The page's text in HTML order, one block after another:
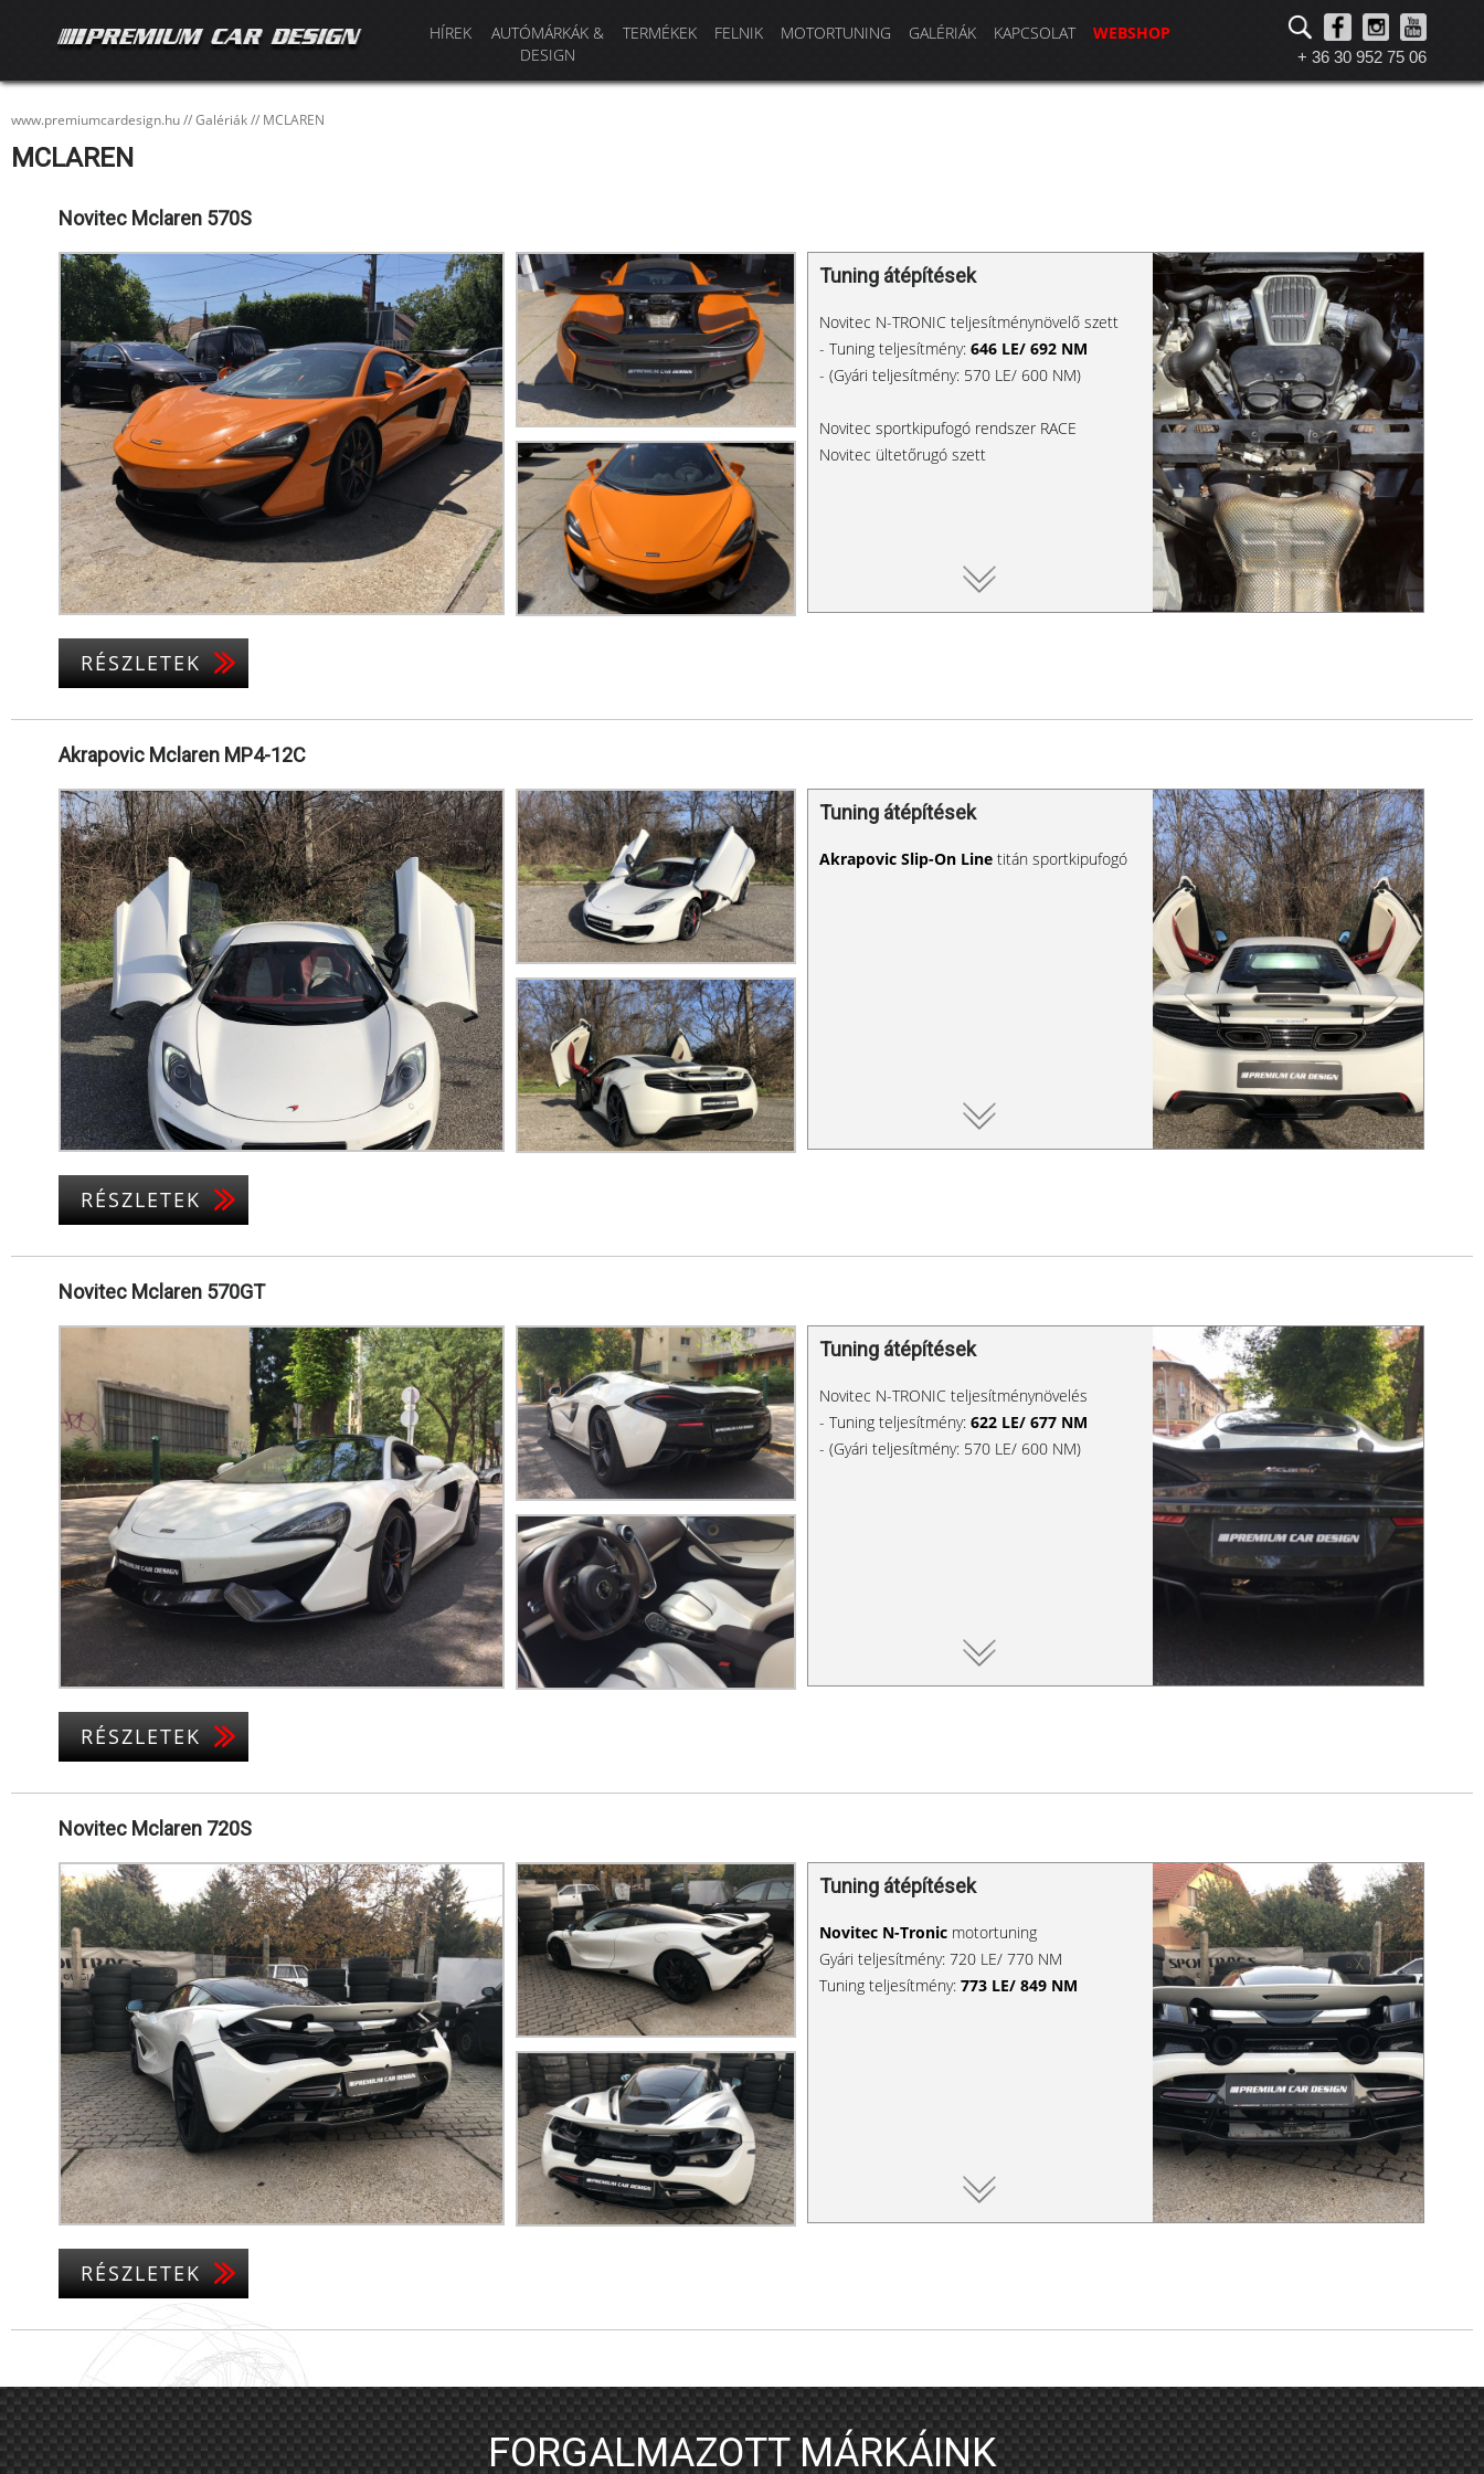
HÍREK
AUTÓMÁRKÁK &
DESIGN
TERMÉKEK FELNIK MOTORTUNING GALÉRIÁK KAPCSOLAT WEBSHOP
+ 36 30 952 75 06
www.premiumcardesign.hu//Galériák// MCLAREN
MCLAREN
Novitec Mclaren 570S
Tuning átépítések
Novitec N-TRONIC teljesítménynövelő szett
- Tuning teljesítmény: 646 LE/ 692 NM
- (Gyári teljesítmény: 570 LE/ 600 NM)
Novitec sportkipufogó rendszer RACE
Novitec ültetőrugó szett
RÉSZLETEK
Akrapovic Mclaren MP4-12C
Tuning átépítések
Akrapovic Slip-On Line titán sportkipufogó
RÉSZLETEK
Novitec Mclaren 570GT
Tuning átépítések
Novitec N-TRONIC teljesítménynövelés
- Tuning teljesítmény: 622 LE/ 677 NM
- (Gyári teljesítmény: 570 LE/ 600 NM)
RÉSZLETEK
Novitec Mclaren 720S
Tuning átépítések
Novitec N-Tronic motortuning
Gyári teljesítmény: 720 LE/ 770 NM
Tuning teljesítmény: 773 LE/ 849 NM
RÉSZLETEK
FORGALMAZOTT MÁRKÁINK